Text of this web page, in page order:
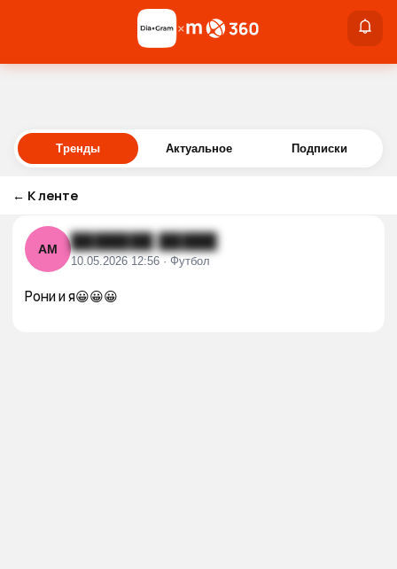
Войти
×
Тренды Актуальное Подписки
← К ленте
АМ ███████ █████
10.05.2026 12:56 · Футбол
Рони и я😀😀😀